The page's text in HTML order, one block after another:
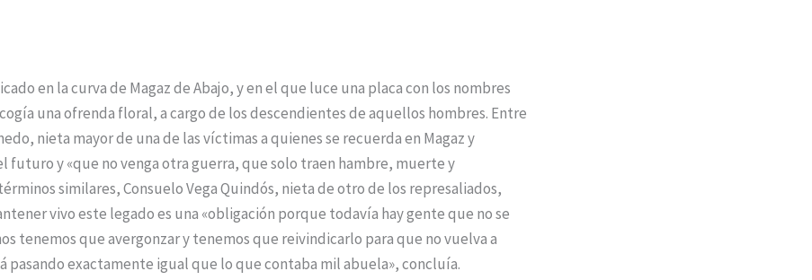
en la curva de Magaz de Abajo, y en el que luce una placa con los nombres
una ofrenda floral, a cargo de los descendientes de aquellos hombres. Entre
nieta mayor de una de las víctimas a quienes se recuerda en Magaz y
futuro y «que no venga otra guerra, que solo traen hambre, muerte y
similares, Consuelo Vega Quindós, nieta de otro de los represaliados,
vivo este legado es una «obligación porque todavía hay gente que no se
tenemos que avergonzar y tenemos que reivindicarlo para que no vuelva a
pasando exactamente igual que lo que contaba mil abuela», concluía.